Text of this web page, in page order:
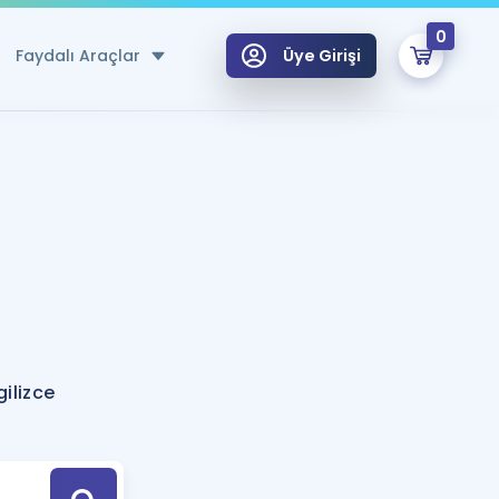
Faydalı Araçlar
Hesaplama Aracı
için Öneriler
Tek Takvimde
Üye Girişi
0